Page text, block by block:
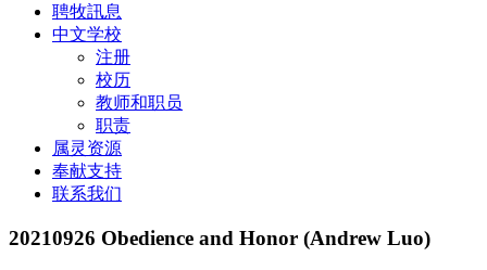
聘牧訊息
中文学校
注册
校历
教师和职员
职责
属灵资源
奉献支持
联系我们
20210926 Obedience and Honor (Andrew Luo)